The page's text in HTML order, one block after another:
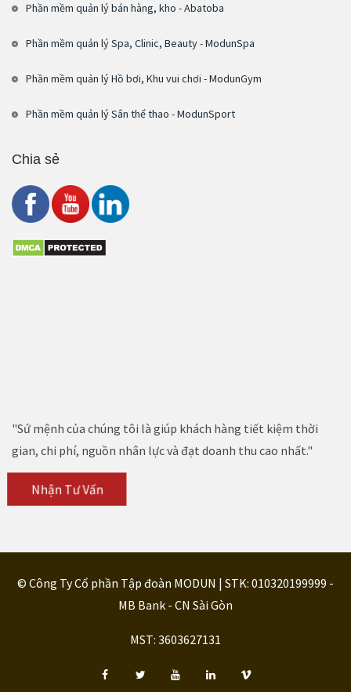
Phần mềm quản lý bán hàng, kho - Abatoba
Phần mềm quản lý Spa, Clinic, Beauty - ModunSpa
Phần mềm quản lý Hồ bơi, Khu vui chơi - ModunGym
Phần mềm quản lý Sân thể thao - ModunSport
Chia sẻ
"Sứ mệnh của chúng tôi là giúp khách hàng tiết kiệm thời
gian, chi phí, nguồn nhân lực và đạt doanh thu cao nhất."
Nhận Tư Vấn
© Công Ty Cổ phần Tập đoàn MODUN | STK: 010320199999 -
MB Bank - CN Sài Gòn
MST: 3603627131